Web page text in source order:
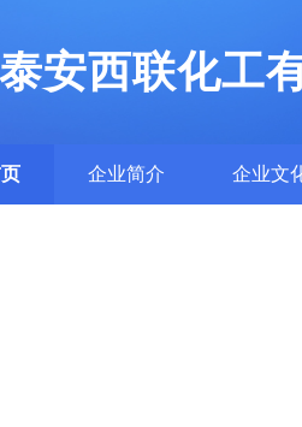
安西联化工
企业简介 企业文